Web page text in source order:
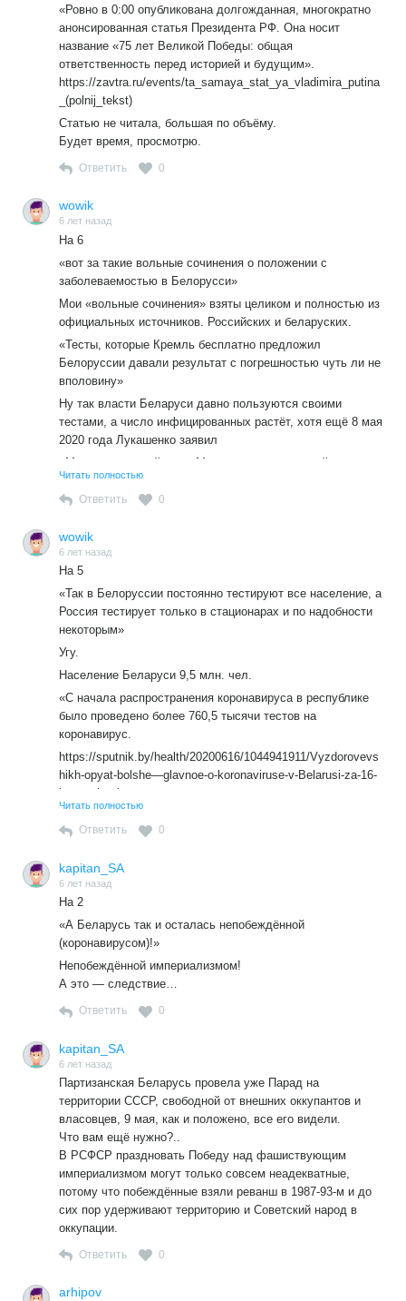
«Ровно в 0:00 опубликована долгожданная, многократно
анонсированная статья Президента РФ. Она носит
название «75 лет Великой Победы: общая
ответственность перед историей и будущим».
https://zavtra.ru/events/ta_samaya_stat_ya_vladimira_putina
_(polnij_tekst)
Статью не читала, большая по объёму.
Будет время, просмотрю.
Ответить 0
wowik
6 лет назад
На 6
«вот за такие вольные сочинения о положении с
заболеваемостью в Белорусси»
Мои «вольные сочинения» взяты целиком и полностью из
официальных источников. Российских и беларуских.
«Тесты, которые Кремль бесплатно предложил
Белоруссии давали результат с погрешностью чуть ли не
вполовину»
Ну так власти Беларуси давно пользуются своими
тестами, а число инфицированных растёт, хотя ещё 8 мая
2020 года Лукашенко заявил
«Мы избрали свой путь. Мы не ввели чрезвычайное
положение… Если мы и дальше будем идти этим путём,
мы обязательно через месяц забудем про коронавирус
koronavirus
«Но дело в другом: верить нашей статистике может
Угу, а беларуской статистике стало быть инопланетянин
Читать полностью
Ответить 0
wowik
6 лет назад
На 5
«Так в Белоруссии постоянно тестируют все население, а
Россия тестирует только в стационарах и по надобности
некоторым»
Угу.
Население Беларуси 9,5 млн. чел.
«С начала распространения коронавируса в республике
было проведено более 760,5 тысячи тестов на
коронавирус.
https://sputnik.by/health/20200616/1044941911/Vyzdorovevs
hikh-opyat-bolshe—glavnoe-o-koronaviruse-v-Belarusi-za-16-
iyunya.html
Население РФ 146,7 млн. чел
Российские специалисты провели 15,6 млн тестов на
выявление коронавирусной инфекции. Об этом в среду,
17 июня, пишет пресс-служба Роспотребнадзора.
https://iz.ru/1024557/2020-06-17/v-rossii-proveli-bolee-156-
mln-testov-na-koronavirus
Таким образом тестировано 10,6% население.
«Статистика по вирусу в России липовая, или Вам это
липовая?
Читать полностью
Ответить 0
kapitan_SA
6 лет назад
На 2
«А Беларусь так и осталась непобеждённой
(коронавирусом)!»
Непобеждённой империализмом!
А это — следствие…
Ответить 0
kapitan_SA
6 лет назад
Партизанская Беларусь провела уже Парад на
территории СССР, свободной от внешних оккупантов и
власовцев, 9 мая, как и положено, все его видели.
Что вам ещё нужно?..
В РСФСР праздновать Победу над фашиствующим
империализмом могут только совсем неадекватные,
потому что побеждённые взяли реванш в 1987-93-м и до
сих пор удерживают территорию и Советский народ в
оккупации.
Ответить 0
arhipov